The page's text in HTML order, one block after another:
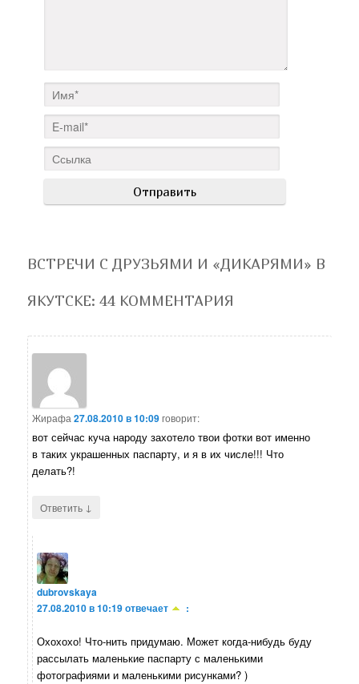
ВСТРЕЧИ С ДРУЗЬЯМИ И «ДИКАРЯМИ» В
ЯКУТСКЕ: 44 КОММЕНТАРИЯ
Жирафа 27.08.2010 в 10:09говорит:
вот сейчас куча народу захотело твои фотки вот именно
в таких украшенных паспарту, и я в их числе!!! Что
делать?!
Ответить ↓
dubrovskaya
27.08.2010 в 10:19отвечает :
Охохохо! Что-нить придумаю. Может когда-нибудь буду
рассылать маленькие паспарту с маленькими
фотографиями и маленькими рисунками? )